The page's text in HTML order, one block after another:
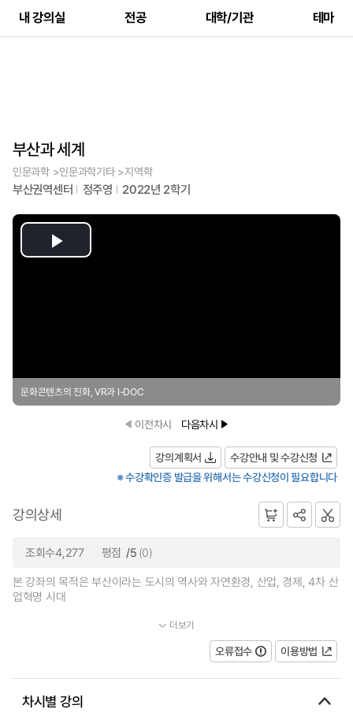
내 강의실 전공 대학/기관 테마
부산과 세계
인문과학 >인문과학기타 >지역학
부산권역센터 정주영 2022년 2학기
Play
문화콘텐츠의 진화, VR과 I-DOC
이전차시 다음차시
강의계획서
수강안내 및 수강신청
※ 수강확인증 발급을 위해서는 수강신청이 필요합니다
강의상세
조회수4,277 평점 /5 (0)
본 강좌의 목적은 부산이라는 도시의 역사와 자연환경, 산업, 경제, 4차 산
업혁명 시대
에 따른 동남권 지역의 주요첨단 산업, 게임, 영화 · 영상, 애니...
더보기
오류접수 이용방법
차시별 강의